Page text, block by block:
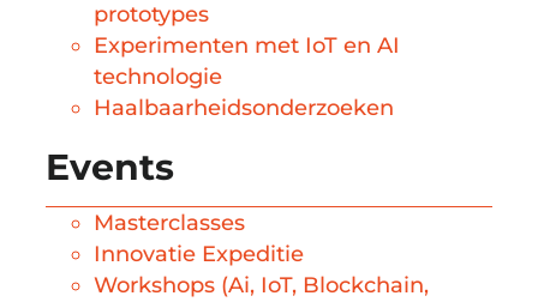
prototypes
Experimenten met IoT en AI
technologie
Haalbaarheidsonderzoeken
Events
Masterclasses
Innovatie Expeditie
Workshops (Ai, IoT, Blockchain,